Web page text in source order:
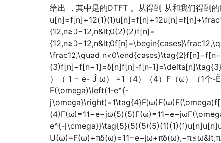
给出 ，其中是的DTFT 。从得到 从和我们得到
{12,n≥0−12,n&lt;0(2)(2)f[n]=
\frac12,\quad
(3)f[n]−f[n−1]=δ[n]f[n]-f[n-
）（ 1 − e- Ĵ ω） =1（4）（4）F（ω）（1个-
F(\omega)\left(1-e^{-
e^{-